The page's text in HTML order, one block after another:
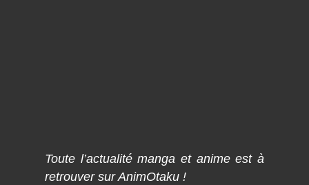
Toute l’actualité manga et anime est à
retrouver sur AnimOtaku !